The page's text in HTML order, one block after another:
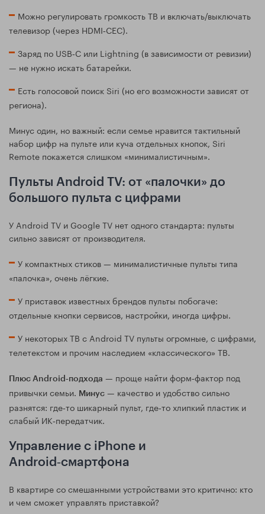
Можно регулировать громкость ТВ и включать/выключать
телевизор (через HDMI‑CEC).
Заряд по USB‑C или Lightning (в зависимости от ревизии)
— не нужно искать батарейки.
Есть голосовой поиск Siri (но его возможности зависят от
региона).
Минус один, но важный: если семье нравится тактильный
набор цифр на пульте или куча отдельных кнопок, Siri
Remote покажется слишком «минималистичным».
Пульты Android TV: от «палочки» до
большого пульта с цифрами
У Android TV и Google TV нет одного стандарта: пульты
сильно зависят от производителя.
У компактных стиков — минималистичные пульты типа
«палочка», очень лёгкие.
У приставок известных брендов пульты побогаче:
отдельные кнопки сервисов, настройки, иногда цифры.
У некоторых ТВ с Android TV пульты огромные, с цифрами,
телетекстом и прочим наследием «классического» ТВ.
Плюс Android‑подхода — проще найти форм‑фактор под
привычки семьи. Минус — качество и удобство сильно
разнятся: где‑то шикарный пульт, где‑то хлипкий пластик и
слабый ИК‑передатчик.
Управление с iPhone и
Android‑смартфона
В квартире со смешанными устройствами это критично: кто
и чем сможет управлять приставкой?